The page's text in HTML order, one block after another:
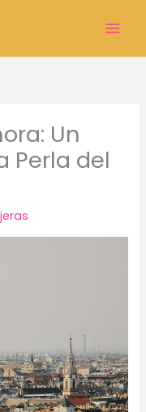
Un
Perla del